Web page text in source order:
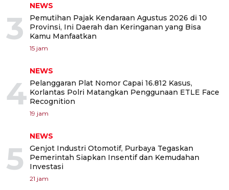
3
NEWS
Pemutihan Pajak Kendaraan Agustus 2026 di 10
Provinsi, Ini Daerah dan Keringanan yang Bisa
Kamu Manfaatkan
15 jam
4
NEWS
Pelanggaran Plat Nomor Capai 16.812 Kasus,
Korlantas Polri Matangkan Penggunaan ETLE Face
Recognition
19 jam
5
NEWS
Genjot Industri Otomotif, Purbaya Tegaskan
Pemerintah Siapkan Insentif dan Kemudahan
Investasi
21 jam